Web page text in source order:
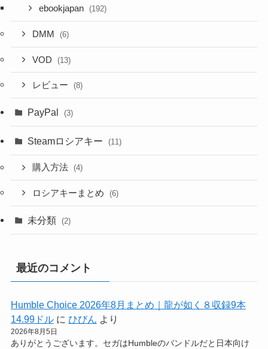
ebookjapan (192)
DMM (6)
VOD (13)
レビュー (8)
PayPal (3)
Steamロシアキー (11)
購入方法 (4)
ロシアキーまとめ (6)
未分類 (2)
最近のコメント
Humble Choice 2026年8月まとめ｜龍が如く８収録9本
14.99ドルに ひびん より
2026年8月5日
ありがとうございます。セガはHumbleのバンドルだと日本向け